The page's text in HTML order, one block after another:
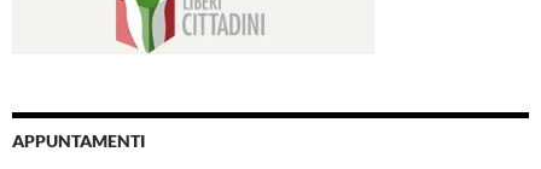
APPUNTAMENTI